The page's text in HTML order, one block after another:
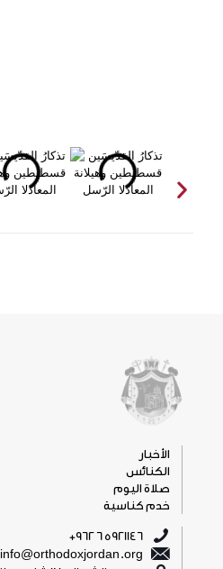
الأخبار
الكنائس
صلاة اليوم
خدم كناسية
5921146 6 962+
info@orthodoxjordan.org